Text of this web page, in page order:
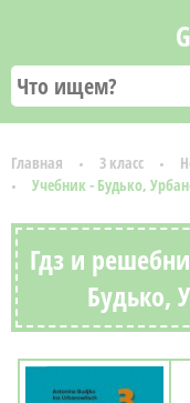
Главная 3 класс
Учебник - Будько,
Гдз и
Будько,